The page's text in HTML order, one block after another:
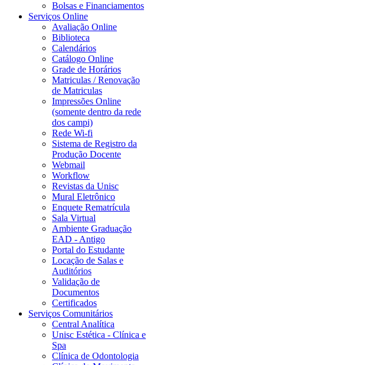
Bolsas e Financiamentos
Serviços Online
Avaliação Online
Biblioteca
Calendários
Catálogo Online
Grade de Horários
Matriculas / Renovação
de Matriculas
Impressões Online
(somente dentro da rede
dos campi)
Rede Wi-fi
Sistema de Registro da
Produção Docente
Webmail
Workflow
Revistas da Unisc
Mural Eletrônico
Enquete Rematrícula
Sala Virtual
Ambiente Graduação
EAD - Antigo
Portal do Estudante
Locação de Salas e
Auditórios
Validação de
Documentos
Certificados
Serviços Comunitários
Central Analítica
Unisc Estética - Clínica e
Spa
Clínica de Odontologia